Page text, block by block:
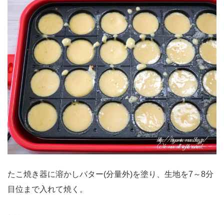
たこ焼き器に溶かしバター(分量外)を塗り、生地を7～8分
目位まで入れて焼く。